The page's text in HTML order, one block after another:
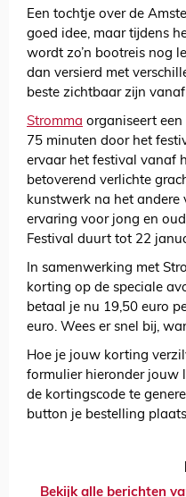
Een tochtje over de
goed idee, maar tijdens
wordt zo’n bootreis nog
dan versierd met
beste zichtbaar zijn
Stromma organiseert
75 minuten door het
ervaar het festival vanaf
betoverend verlichte
kunstwerk na het andere
ervaring voor jong en
Festival duurt tot 22
In samenwerking met
korting op de speciale
betaal je nu 19,50 euro
euro. Wees er snel bij,
Hoe je jouw korting
formulier hieronder jouw
de kortingscode te
button je bestelling
Bekijk alle berichten